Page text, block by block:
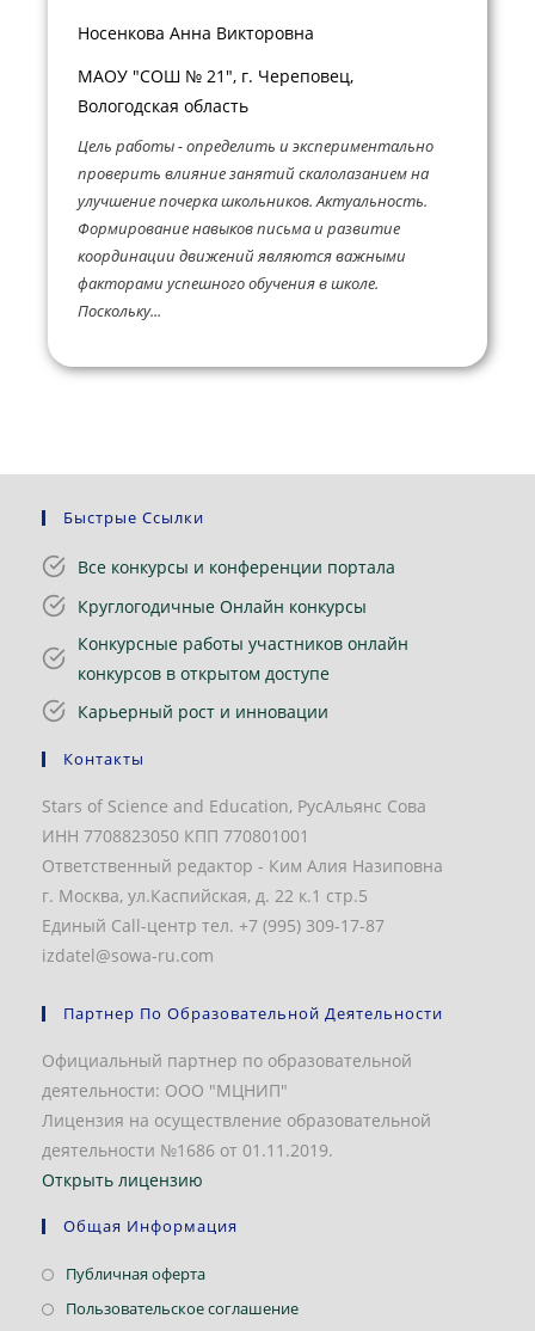
Носенкова Анна Викторовна
МАОУ "СОШ № 21", г. Череповец,
Вологодская область
Цель работы - определить и экспериментально
проверить влияние занятий скалолазанием на
улучшение почерка школьников. Актуальность.
Формирование навыков письма и развитие
координации движений являются важными
факторами успешного обучения в школе.
Поскольку...
Быстрые Ссылки
Все конкурсы и конференции портала
Круглогодичные Онлайн конкурсы
Конкурсные работы участников онлайн
конкурсов в открытом доступе
Карьерный рост и инновации
Контакты
Stars of Science and Education, РусАльянс Сова
ИНН 7708823050 КПП 770801001
Ответственный редактор - Ким Алия Назиповна
г. Москва, ул.Каспийская, д. 22 к.1 стр.5
Единый Call-центр тел. +7 (995) 309-17-87
izdatel@sowa-ru.com
Партнер По Образовательной Деятельности
Официальный партнер по образовательной
деятельности: ООО "МЦНИП"
Лицензия на осуществление образовательной
деятельности №1686 от 01.11.2019.
Открыть лицензию
Общая Информация
Публичная офертаОткроется
в
Пользовательское соглашениеОткроется